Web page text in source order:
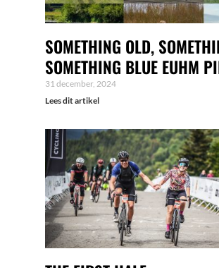
SOMETHING OLD,
SOMETHING BLUE EUHM
31 december, 2024
Lees dit artikel